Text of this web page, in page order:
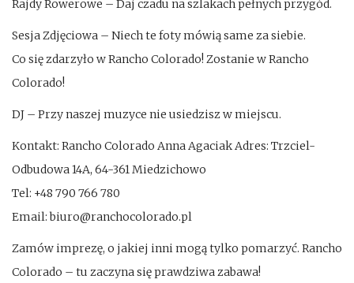
Rajdy Rowerowe – Daj czadu na szlakach pełnych przygód.
Sesja Zdjęciowa – Niech te foty mówią same za siebie.
Co się zdarzyło w Rancho Colorado! Zostanie w Rancho
Colorado!
DJ – Przy naszej muzyce nie usiedzisz w miejscu.
Kontakt: Rancho Colorado Anna Agaciak Adres: Trzciel-
Odbudowa 14A, 64-361 Miedzichowo
Tel: +48 790 766 780
Email: biuro@ranchocolorado.pl
Zamów imprezę, o jakiej inni mogą tylko pomarzyć. Rancho
Colorado – tu zaczyna się prawdziwa zabawa!